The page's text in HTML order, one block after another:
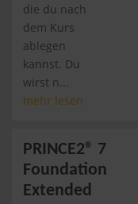
die du nach
dem Kurs
ablegen
kannst. Du
wirst n...
mehr lesen
PRINCE2® 7
Foundation
Extended